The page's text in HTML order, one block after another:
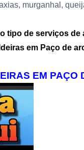
murganhal,
tipo de serviços
em Paço de
EM PAÇO